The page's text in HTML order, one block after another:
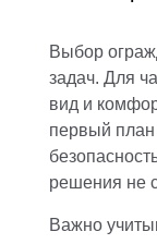
Выбор
задач. Для
вид и
первый план
решения не
Важно